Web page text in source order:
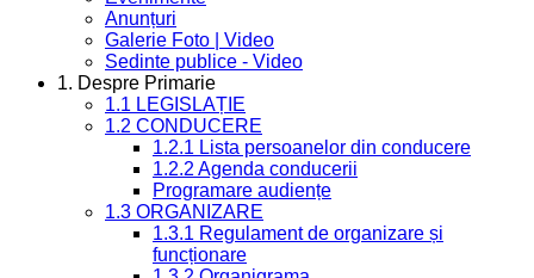
Anunțuri
Galerie Foto | Video
Sedinte publice - Video
1. Despre Primarie
1.1 LEGISLAȚIE
1.2 CONDUCERE
1.2.1 Lista persoanelor din conducere
1.2.2 Agenda conducerii
Programare audiențe
1.3 ORGANIZARE
1.3.1 Regulament de organizare și
funcționare